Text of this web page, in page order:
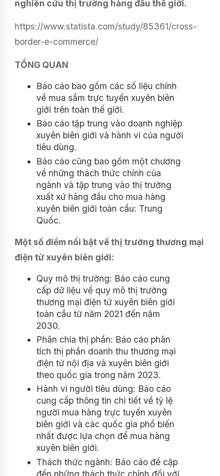
nghiên cứu thị trường hàng đầu thế giới.
https://www.statista.com/study/85361/cross-
border-e-commerce/
TỔNG QUAN
Báo cáo bao gồm các số liệu chính
về mua sắm trực tuyến xuyên biên
giới trên toàn thế giới.
Báo cáo tập trung vào doanh nghiệp
xuyên biên giới và hành vi của người
tiêu dùng.
Báo cáo cũng bao gồm một chương
về những thách thức chính của
ngành và tập trung vào thị trường
xuất xứ hàng đầu cho mua hàng
xuyên biên giới toàn cầu: Trung
Quốc.
Một số điểm nổi bật về thị trường thương mại
điện tử xuyên biên giới:
Quy mô thị trường: Báo cáo cung
cấp dữ liệu về quy mô thị trường
thương mại điện tử xuyên biên giới
toàn cầu từ năm 2021 đến năm
2030.
Phân chia thị phần: Báo cáo phân
tích thị phần doanh thu thương mại
điện tử nội địa và xuyên biên giới
theo quốc gia trong năm 2023.
Hành vi người tiêu dùng: Báo cáo
cung cấp thông tin chi tiết về tỷ lệ
người mua hàng trực tuyến xuyên
biên giới và các quốc gia phổ biến
nhất được lựa chọn để mua hàng
xuyên biên giới.
Thách thức ngành: Báo cáo đề cập
đến những thách thức chính đối với